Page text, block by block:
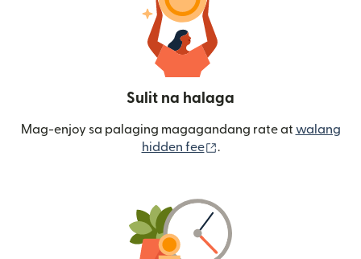
Sulit na halaga
Mag-enjoy sa palaging magagandang rate at walang
hidden fee
.